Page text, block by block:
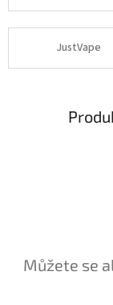
JustVape
Můžete se